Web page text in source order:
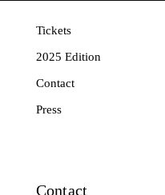
Tickets
2025 Edition
Contact
Press
Contact